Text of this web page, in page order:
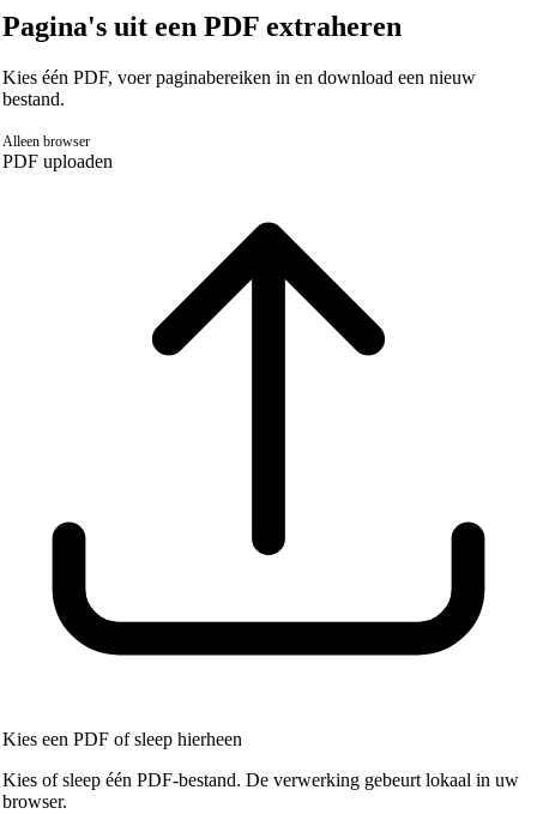
Pagina's uit een PDF extraheren
Kies één PDF, voer paginabereiken in en download een nieuw
bestand.
Alleen browser
PDF uploaden
Kies een PDF of sleep hierheen
Kies of sleep één PDF-bestand. De verwerking gebeurt lokaal in uw
browser.